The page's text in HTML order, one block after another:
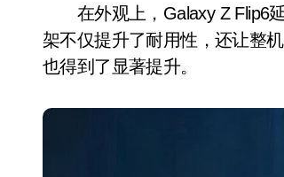
在外观上，Galaxy Z Flip6延
架不仅提升了耐用性，还让整
也得到了显著提升。